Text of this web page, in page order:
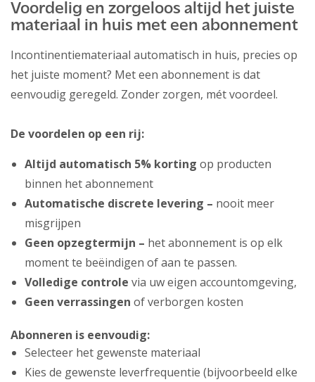
Voordelig en zorgeloos altijd het juiste
materiaal in huis met een abonnement
Incontinentiemateriaal automatisch in huis, precies op
het juiste moment? Met een abonnement is dat
eenvoudig geregeld. Zonder zorgen, mét voordeel.
De voordelen op een rij:
Altijd automatisch 5% korting op producten
binnen het abonnement
Automatische discrete levering – nooit meer
misgrijpen
Geen opzegtermijn – het abonnement is op elk
moment te beëindigen of aan te passen.
Volledige controle via uw eigen accountomgeving,
Geen verrassingen of verborgen kosten
Abonneren is eenvoudig:
Selecteer het gewenste materiaal
Kies de gewenste leverfrequentie (bijvoorbeeld elke